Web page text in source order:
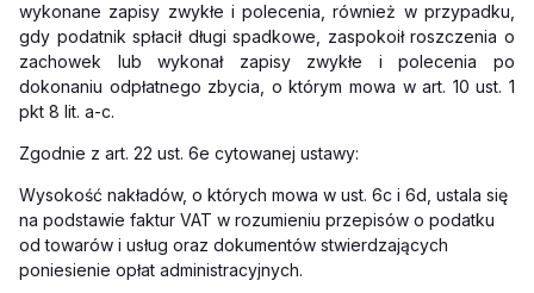
wykonane zapisy zwykłe i polecenia, również w przypadku,
gdy podatnik spłacił długi spadkowe, zaspokoił roszczenia o
zachowek lub wykonał zapisy zwykłe i polecenia po
dokonaniu odpłatnego zbycia, o którym mowa w art. 10 ust. 1
pkt 8 lit. a-c.
Zgodnie z art. 22 ust. 6e cytowanej ustawy:
Wysokość nakładów, o których mowa w ust. 6c i 6d, ustala się
na podstawie faktur VAT w rozumieniu przepisów o podatku
od towarów i usług oraz dokumentów stwierdzających
poniesienie opłat administracyjnych.